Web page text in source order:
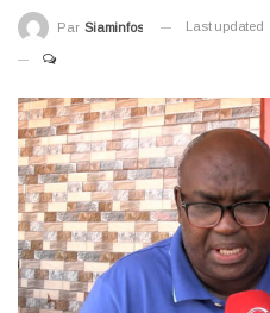
Par Siaminfos Last updated